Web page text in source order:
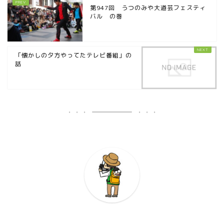
第947回 うつのみや大道芸フェスティ
バル の巻
「懐かしの夕方やってたテレビ番組」の
話